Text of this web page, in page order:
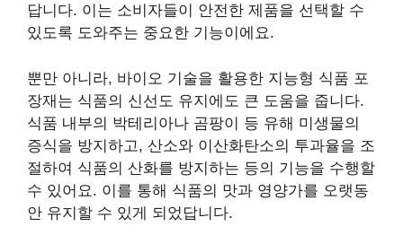
답니다. 이는 소비자들이 안전한 제품을 선택할 수
있도록 도와주는 중요한 기능이에요.
뿐만 아니라, 바이오 기술을 활용한 지능형 식품 포
장재는 식품의 신선도 유지에도 큰 도움을 줍니다.
식품 내부의 박테리아나 곰팡이 등 유해 미생물의
증식을 방지하고, 산소와 이산화탄소의 투과율을 조
절하여 식품의 산화를 방지하는 등의 기능을 수행할
수 있어요. 이를 통해 식품의 맛과 영양가를 오랫동
안 유지할 수 있게 되었답니다.